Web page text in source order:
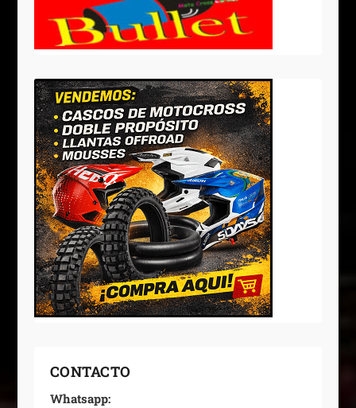
CONTACTO
Whatsapp: